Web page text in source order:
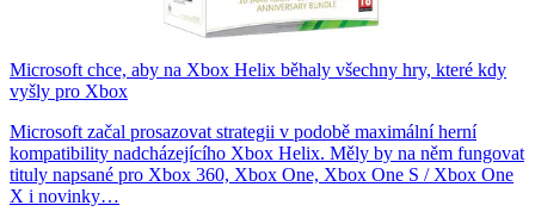
Microsoft chce, aby na Xbox Helix běhaly všechny hry, které kdy
vyšly pro Xbox
Microsoft začal prosazovat strategii v podobě maximální herní
kompatibility nadcházejícího Xbox Helix. Měly by na něm fungovat
tituly napsané pro Xbox 360, Xbox One, Xbox One S / Xbox One
X i novinky…